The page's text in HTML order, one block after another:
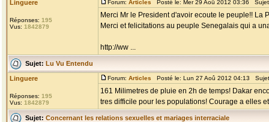
Linguere
Réponses: 195
Vus: 1842879
Forum: Articles Posté le: Mer 29 Aoû 2012 03:36
Merci Mr le President d'avoir ecoute le peuple!! La
Merci et felicitations au peuple Senegalais qui a
http://ww ...
Sujet: Lu Vu Entendu
Linguere
Réponses: 195
Vus: 1842879
Forum: Articles Posté le: Lun 27 Aoû 2012 04:13
161 Milimetres de pluie en 2h de temps! Dakar
tres difficile pour les populations! Courage a elles
Sujet: Concernant les relations sexuelles et mariages interraciale